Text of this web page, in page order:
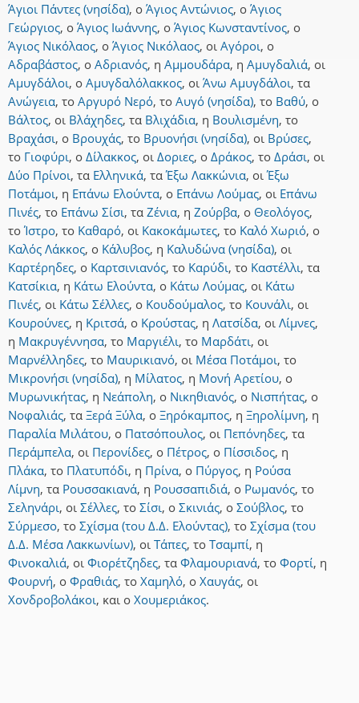
Άγιοι Πάντες (νησίδα), ο Άγιος Αντώνιος, ο Άγιος
Γεώργιος, ο Άγιος Ιωάννης, ο Άγιος Κωνσταντίνος, ο
Άγιος Νικόλαος, ο Άγιος Νικόλαος, οι Αγόροι, ο
Αδραβάστος, ο Αδριανός, η Αμμουδάρα, η Αμυγδαλιά, οι
Αμυγδάλοι, ο Αμυγδαλόλακκος, οι Άνω Αμυγδάλοι, τα
Ανώγεια, το Αργυρό Νερό, το Αυγό (νησίδα), το Βαθύ, ο
Βάλτος, οι Βλάχηδες, τα Βλιχάδια, η Βουλισμένη, το
Βραχάσι, ο Βρουχάς, το Βρυονήσι (νησίδα), οι Βρύσες,
το Γιοφύρι, ο Δίλακκος, οι Δοριες, ο Δράκος, το Δράσι, οι
Δύο Πρίνοι, τα Ελληνικά, τα Έξω Λακκώνια, οι Έξω
Ποτάμοι, η Επάνω Ελούντα, ο Επάνω Λούμας, οι Επάνω
Πινές, το Επάνω Σίσι, τα Ζένια, η Ζούρβα, ο Θεολόγος,
το Ίστρο, το Καθαρό, οι Κακοκάμωτες, το Καλό Χωριό, ο
Καλός Λάκκος, ο Κάλυβος, η Καλυδώνα (νησίδα), οι
Καρτέρηδες, ο Καρτσινιανός, το Καρύδι, το Καστέλλι, τα
Κατσίκια, η Κάτω Ελούντα, ο Κάτω Λούμας, οι Κάτω
Πινές, οι Κάτω Σέλλες, ο Κουδούμαλος, το Κουνάλι, οι
Κουρούνες, η Κριτσά, ο Κρούστας, η Λατσίδα, οι Λίμνες,
η Μακρυγέννησα, το Μαργιέλι, το Μαρδάτι, οι
Μαρνέλληδες, το Μαυρικιανό, οι Μέσα Ποτάμοι, το
Μικρονήσι (νησίδα), η Μίλατος, η Μονή Αρετίου, ο
Μυρωνικήτας, η Νεάπολη, ο Νικηθιανός, ο Νισπήτας, ο
Νοφαλιάς, τα Ξερά Ξύλα, ο Ξηρόκαμπος, η Ξηρολίμνη, η
Παραλία Μιλάτου, ο Πατσόπουλος, οι Πεπόνηδες, τα
Περάμπελα, οι Περονίδες, ο Πέτρος, ο Πίσσιδος, η
Πλάκα, το Πλατυπόδι, η Πρίνα, ο Πύργος, η Ρούσα
Λίμνη, τα Ρουσσακιανά, η Ρουσσαπιδιά, ο Ρωμανός, το
Σεληνάρι, οι Σέλλες, το Σίσι, ο Σκινιάς, ο Σούβλος, το
Σύρμεσο, το Σχίσμα (του Δ.Δ. Ελούντας), το Σχίσμα (του
Δ.Δ. Μέσα Λακκωνίων), οι Τάπες, το Τσαμπί, η
Φινοκαλιά, οι Φιορέτζηδες, τα Φλαμουριανά, το Φορτί, η
Φουρνή, ο Φραθιάς, το Χαμηλό, ο Χαυγάς, οι
Χονδροβολάκοι, και ο Χουμεριάκος.